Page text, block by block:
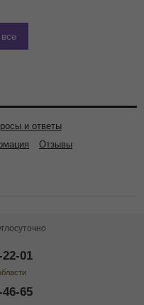
и ответы
Отзывы
01
65